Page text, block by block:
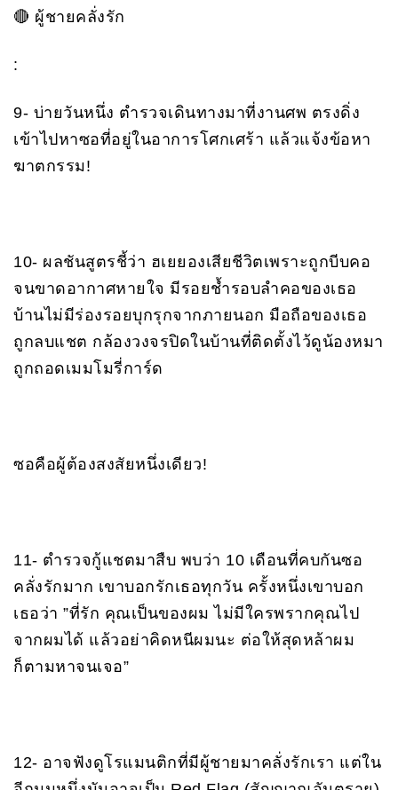
🔴 ผู้ชายคลั่งรัก
:
9- บ่ายวันหนึ่ง ตำรวจเดินทางมาที่งานศพ ตรงดิ่ง
เข้าไปหาซอที่อยู่ในอาการโศกเศร้า แล้วแจ้งข้อหา
ฆาตกรรม!
10- ผลชันสูตรชี้ว่า ฮเยยองเสียชีวิตเพราะถูกบีบคอ
จนขาดอากาศหายใจ มีรอยช้ำรอบลำคอของเธอ
บ้านไม่มีร่องรอยบุกรุกจากภายนอก มือถือของเธอ
ถูกลบแชต กล้องวงจรปิดในบ้านที่ติดตั้งไว้ดูน้องหมา
ถูกถอดเมมโมรี่การ์ด
ซอคือผู้ต้องสงสัยหนึ่งเดียว!
11- ตำรวจกู้แชตมาสืบ พบว่า 10 เดือนที่คบกันซอ
คลั่งรักมาก เขาบอกรักเธอทุกวัน ครั้งหนึ่งเขาบอก
เธอว่า ”ที่รัก คุณเป็นของผม ไม่มีใครพรากคุณไป
จากผมได้ แล้วอย่าคิดหนีผมนะ ต่อให้สุดหล้าผม
ก็ตามหาจนเจอ”
12- อาจฟังดูโรแมนติกที่มีผู้ชายมาคลั่งรักเรา แต่ใน